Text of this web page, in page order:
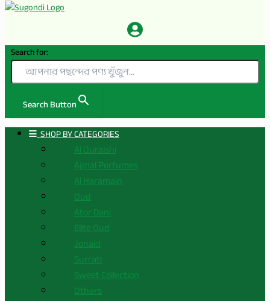
Search for:
Search Button
ㅤ SHOP BY CATEGORIES
Al Quraishi
Ajmal Perfumes
Al Haramain
Oud
Ator Dani
Elite Oud
Jonaid
Surrati
Sweet Collection
Others